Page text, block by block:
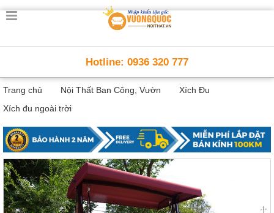
Trang
Thông
Minh
Nội
thất
minh
Nội
Thất
Trẻ
Em
Giường
Hotline: 0936 320 777
Trang chủ Nội Thất Ban Công, Vườn
Xích Đu
Xích đu ngoài trời